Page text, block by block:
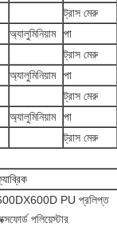
ট্রাস মেরু
অ্যালুমিনিয়াম পা
ট্রাস মেরু
অ্যালুমিনিয়াম পা
ট্রাস মেরু
অ্যালুমিনিয়াম পা
ট্রাস মেরু
PU প্রলিপ্ত
পলিয়েস্টার